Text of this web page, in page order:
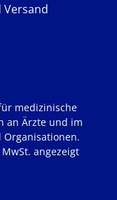
Versand
medizinische
an Ärzte und im
Organisationen.
angezeigt